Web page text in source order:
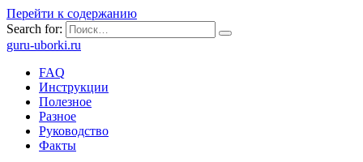
Перейти к содержанию
Search for:
guru-uborki.ru
FAQ
Инструкции
Полезное
Разное
Руководство
Факты